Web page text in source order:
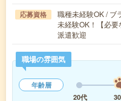
応募資格
職種未経験OK / ブ
未経験OK！【必
派遣歓迎
職場の雰囲気
年齢層
20代